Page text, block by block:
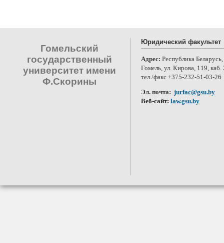
Гомельский
государственный
университет имени
Ф.Скорины
Юридический факультет
Адрес: Республика Беларусь,
Гомель, ул. Кирова, 119, каб.
тел./факс +375-232-51-03-26
Эл. почта: jurfac@gsu.by
Веб-сайт: law.gsu.by